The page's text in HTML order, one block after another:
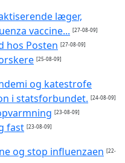
læger,
vaccine... [27-08-09]
hos Posten [27-08-09]
[25-08-09]
og katestrofe
i statsforbundet. [24-08-09]
[23-08-09]
fast [23-08-09]
og stop influenzaen [22-